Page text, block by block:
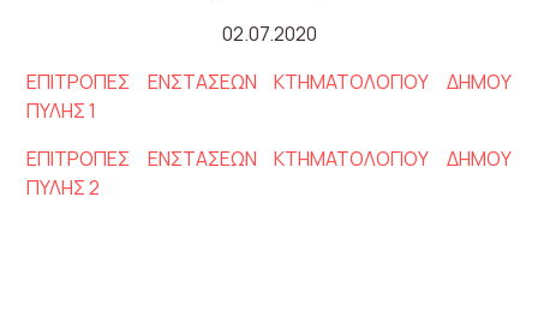
02.07.2020
ΕΠΙΤΡΟΠΕΣ ΕΝΣΤΑΣΕΩΝ ΚΤΗΜΑΤΟΛΟΓΙΟΥ ΔΗΜΟΥ
ΠΥΛΗΣ 1
ΕΠΙΤΡΟΠΕΣ ΕΝΣΤΑΣΕΩΝ ΚΤΗΜΑΤΟΛΟΓΙΟΥ ΔΗΜΟΥ
ΠΥΛΗΣ 2